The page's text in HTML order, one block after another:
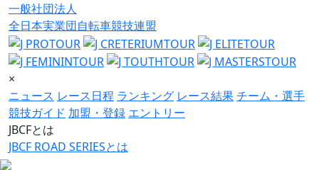
一般社団法人
全日本実業団自転車競技連盟
×
ニュース レース日程 ランキング レース結果チーム・選手
競技ガイド 加盟・登録 エントリー
JBCFとは
JBCF ROAD SERIESとは